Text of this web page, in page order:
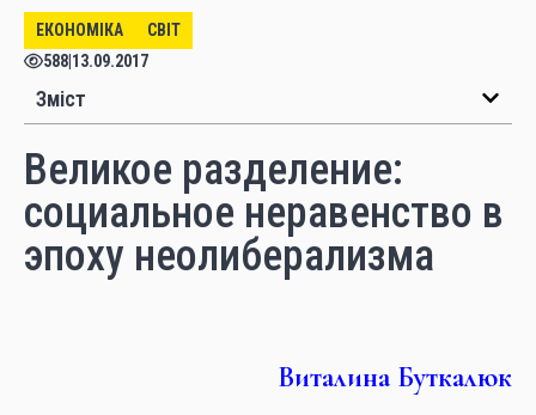
ЕКОНОМІКА
СВІТ
588 13.09.2017
Зміст
Великое разделение:
социальное неравенство в
эпоху неолиберализма
Виталина Буткалюк